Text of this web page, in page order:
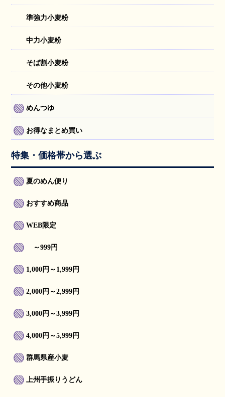
準強力小麦粉
中力小麦粉
そば割小麦粉
その他小麦粉
めんつゆ
お得なまとめ買い
特集・価格帯から選ぶ
夏のめん便り
おすすめ商品
WEB限定
～999円
1,000円～1,999円
2,000円～2,999円
3,000円～3,999円
4,000円～5,999円
群馬県産小麦
上州手振りうどん